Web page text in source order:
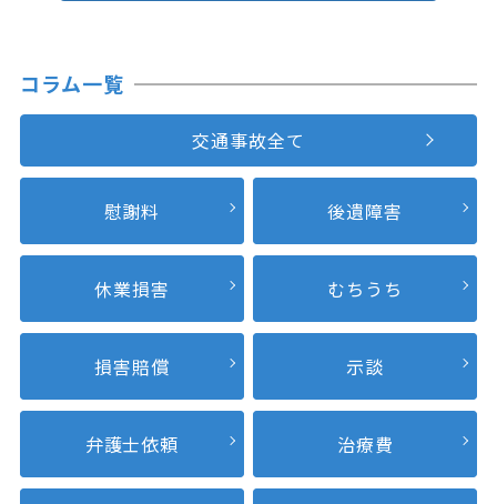
コラム一覧
交通事故全て
慰謝料 後遺障害
休業損害 むちうち
損害賠償 示談
弁護士依頼 治療費